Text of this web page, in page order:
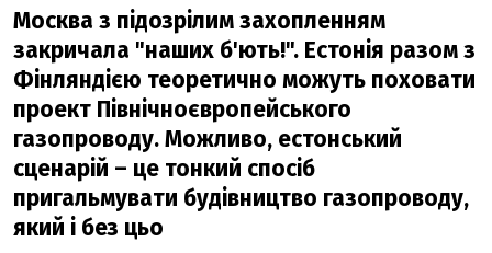
Москва з підозрілим захопленням
закричала "наших б'ють!". Естонія разом з
Фінляндією теоретично можуть поховати
проект Північноєвропейського
газопроводу. Можливо, естонський
сценарій – це тонкий спосіб
пригальмувати будівництво газопроводу,
який і без цьо